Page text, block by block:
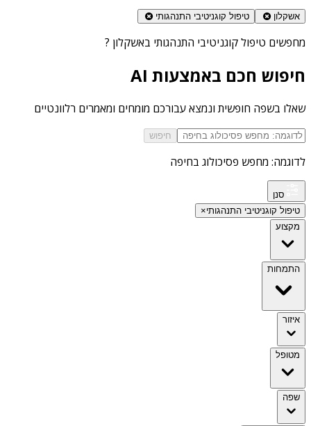
אשקלון טיפול קוגניטיבי התנהגותי
מחפשים טיפול קוגניטיבי התנהגותי באשקלון ?
חיפוש חכם באמצעות AI
שאלו בשפה חופשית ונמצא עבורכם מומחים ומאמרים רלוונטיים
חיפוש
לדוגמה: מחפש פסיכולוג בחיפה
סנן
טיפול קוגניטיבי התנהגותי×
מקצוע
התמחות
איזור
מטופל
שפה